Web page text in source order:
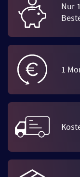
Nur
1